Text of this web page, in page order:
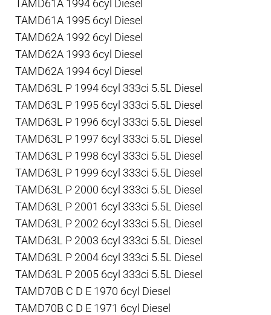
TAMD61A 1994 6cyl Diesel
TAMD61A 1995 6cyl Diesel
TAMD62A 1992 6cyl Diesel
TAMD62A 1993 6cyl Diesel
TAMD62A 1994 6cyl Diesel
TAMD63L P 1994 6cyl 333ci 5.5L Diesel
TAMD63L P 1995 6cyl 333ci 5.5L Diesel
TAMD63L P 1996 6cyl 333ci 5.5L Diesel
TAMD63L P 1997 6cyl 333ci 5.5L Diesel
TAMD63L P 1998 6cyl 333ci 5.5L Diesel
TAMD63L P 1999 6cyl 333ci 5.5L Diesel
TAMD63L P 2000 6cyl 333ci 5.5L Diesel
TAMD63L P 2001 6cyl 333ci 5.5L Diesel
TAMD63L P 2002 6cyl 333ci 5.5L Diesel
TAMD63L P 2003 6cyl 333ci 5.5L Diesel
TAMD63L P 2004 6cyl 333ci 5.5L Diesel
TAMD63L P 2005 6cyl 333ci 5.5L Diesel
TAMD70B C D E 1970 6cyl Diesel
TAMD70B C D E 1971 6cyl Diesel